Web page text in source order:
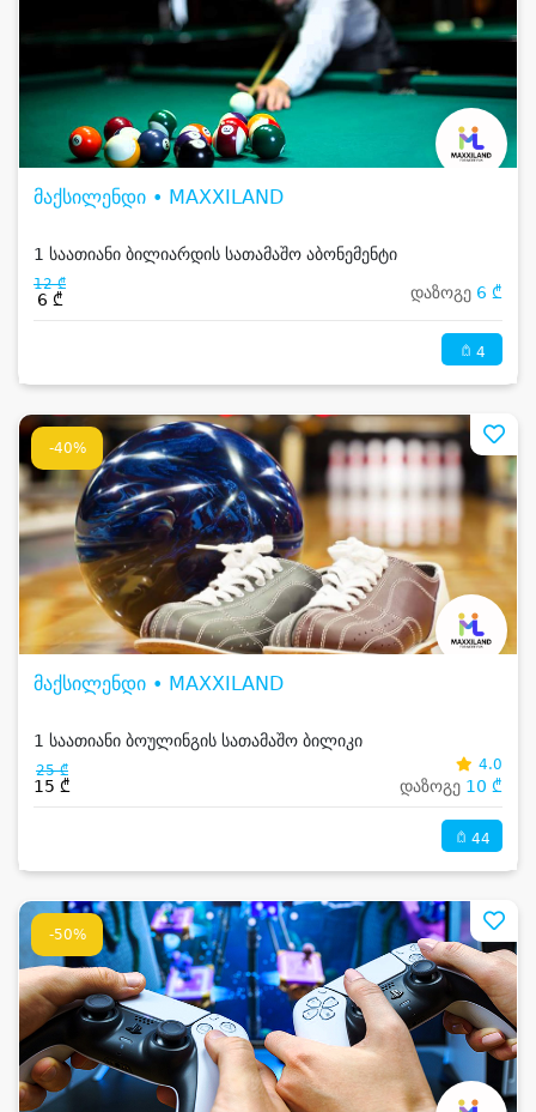
მაქსილენდი • MAXXILAND
1 საათიანი ბილიარდის სათამაშო აბონემენტი
12 ₾
6 ₾ დაზოგე 6 ₾
4
-40%
მაქსილენდი • MAXXILAND
1 საათიანი ბოულინგის სათამაშო ბილიკი
25 ₾
15 ₾
4.0
დაზოგე 10 ₾
44
-50%